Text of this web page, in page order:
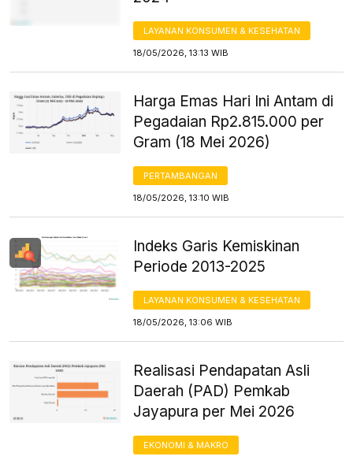
LAYANAN KONSUMEN & KESEHATAN
18/05/2026, 13:13 WIB
Harga Emas Hari Ini Antam di
Pegadaian Rp2.815.000 per
Gram (18 Mei 2026)
PERTAMBANGAN
18/05/2026, 13:10 WIB
Indeks Garis Kemiskinan
Periode 2013-2025
LAYANAN KONSUMEN & KESEHATAN
18/05/2026, 13:06 WIB
Realisasi Pendapatan Asli
Daerah (PAD) Pemkab
Jayapura per Mei 2026
EKONOMI & MAKRO